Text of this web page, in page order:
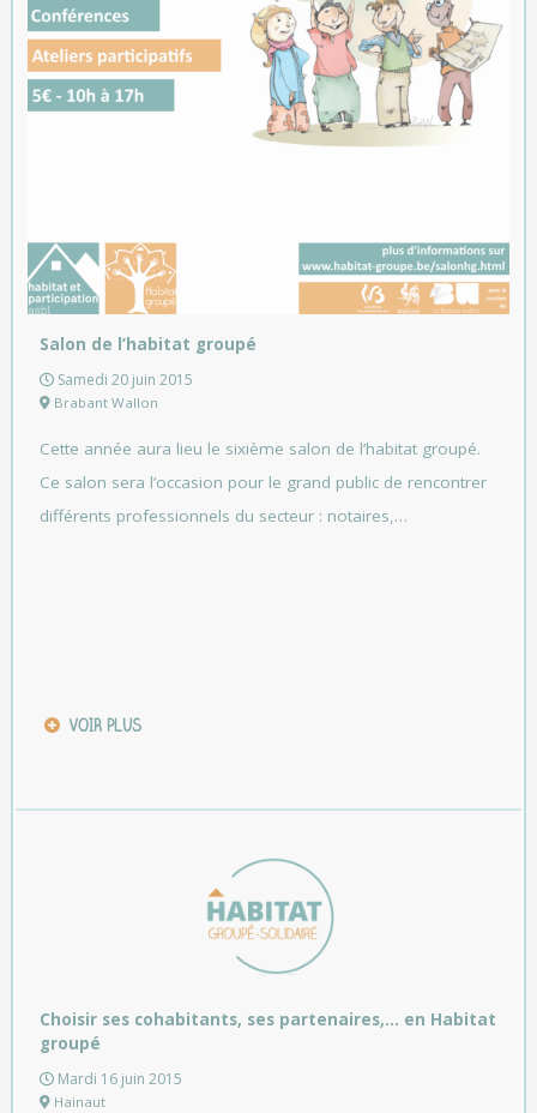
Salon de l’habitat groupé
Samedi 20 juin 2015
Brabant Wallon
Cette année aura lieu le sixième salon de l’habitat groupé.
Ce salon sera l’occasion pour le grand public de rencontrer
différents professionnels du secteur : notaires,…
VOIR PLUS
Choisir ses cohabitants, ses partenaires,… en Habitat
groupé
Mardi 16 juin 2015
Hainaut